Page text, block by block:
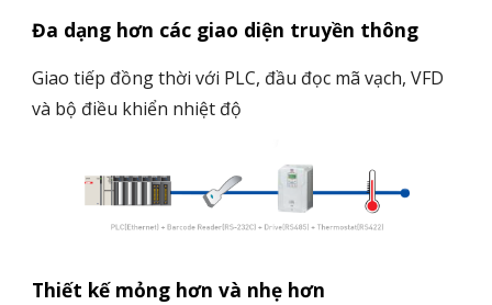
Đa dạng hơn các giao diện truyền thông
Giao tiếp đồng thời với PLC, đầu đọc mã vạch, VFD
và bộ điều khiển nhiệt độ
Thiết kế mỏng hơn và nhẹ hơn